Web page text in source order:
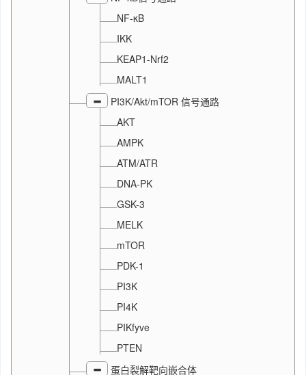
NF-κB
IKK
KEAP1-Nrf2
MALT1
PI3K/Akt/mTOR 信号通路
AKT
AMPK
ATM/ATR
DNA-PK
GSK-3
MELK
mTOR
PDK-1
PI3K
PI4K
PIKfyve
PTEN
蛋白裂解靶向嵌合体